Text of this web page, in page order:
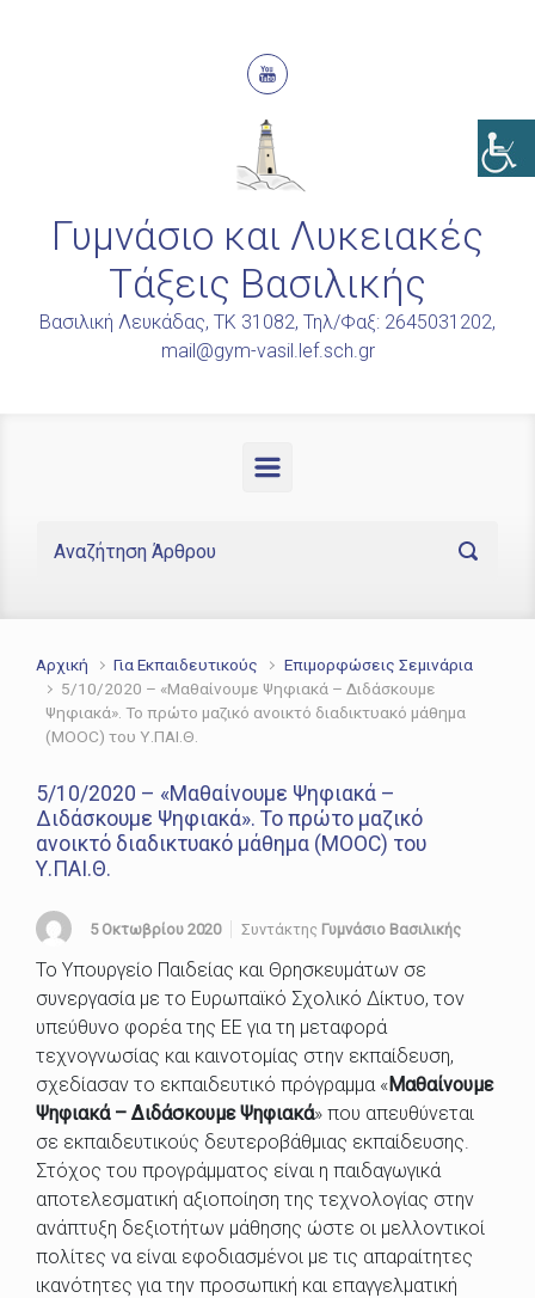
Γυμνάσιο και Λυκειακές
Τάξεις Βασιλικής
Βασιλική Λευκάδας, ΤΚ 31082, Τηλ/Φαξ: 2645031202,
mail@gym-vasil.lef.sch.gr
Αρχική Για Εκπαιδευτικούς
Επιμορφώσεις Σεμινάρια
5/10/2020 – «Μαθαίνουμε Ψηφιακά – Διδάσκουμε
Ψηφιακά». Το πρώτο μαζικό ανοικτό διαδικτυακό μάθημα
(MOOC) του Υ.ΠΑΙ.Θ.
5/10/2020 – «Μαθαίνουμε Ψηφιακά –
Διδάσκουμε Ψηφιακά». Το πρώτο μαζικό
ανοικτό διαδικτυακό μάθημα (MOOC) του
Υ.ΠΑΙ.Θ.
5 Οκτωβρίου 2020 Συντάκτης Γυμνάσιο Βασιλικής
Το Υπουργείο Παιδείας και Θρησκευμάτων σε
συνεργασία με το Ευρωπαϊκό Σχολικό Δίκτυο, τον
υπεύθυνο φορέα της ΕΕ για τη μεταφορά
τεχνογνωσίας και καινοτομίας στην εκπαίδευση,
σχεδίασαν το εκπαιδευτικό πρόγραμμα «Μαθαίνουμε
Ψηφιακά – Διδάσκουμε Ψηφιακά» που απευθύνεται
σε εκπαιδευτικούς δευτεροβάθμιας εκπαίδευσης.
Στόχος του προγράμματος είναι η παιδαγωγικά
αποτελεσματική αξιοποίηση της τεχνολογίας στην
ανάπτυξη δεξιοτήτων μάθησης ώστε οι μελλοντικoί
πολίτες να είναι εφοδιασμένοι με τις απαραίτητες
ικανότητες για την προσωπική και επαγγελματική